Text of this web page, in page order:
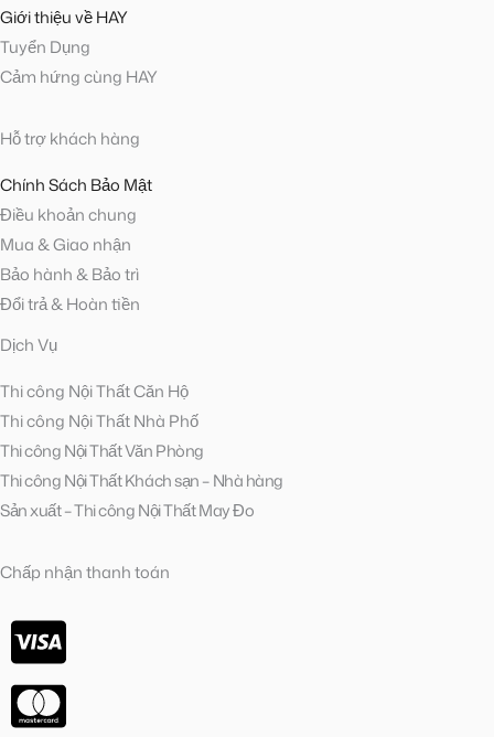
Giới thiệu về HAY
Tuyển Dụng
Cảm hứng cùng HAY
Hỗ trợ khách hàng
Chính Sách Bảo Mật
Điều khoản chung
Mua & Giao nhận
Bảo hành & Bảo trì
Đổi trả & Hoàn tiền
Dịch Vụ
Thi công Nội Thất Căn Hộ
Thi công Nội Thất Nhà Phố
Thi công Nội Thất Văn Phòng
Thi công Nội Thất Khách sạn – Nhà hàng
Sản xuất – Thi công Nội Thất May Đo
Chấp nhận thanh toán